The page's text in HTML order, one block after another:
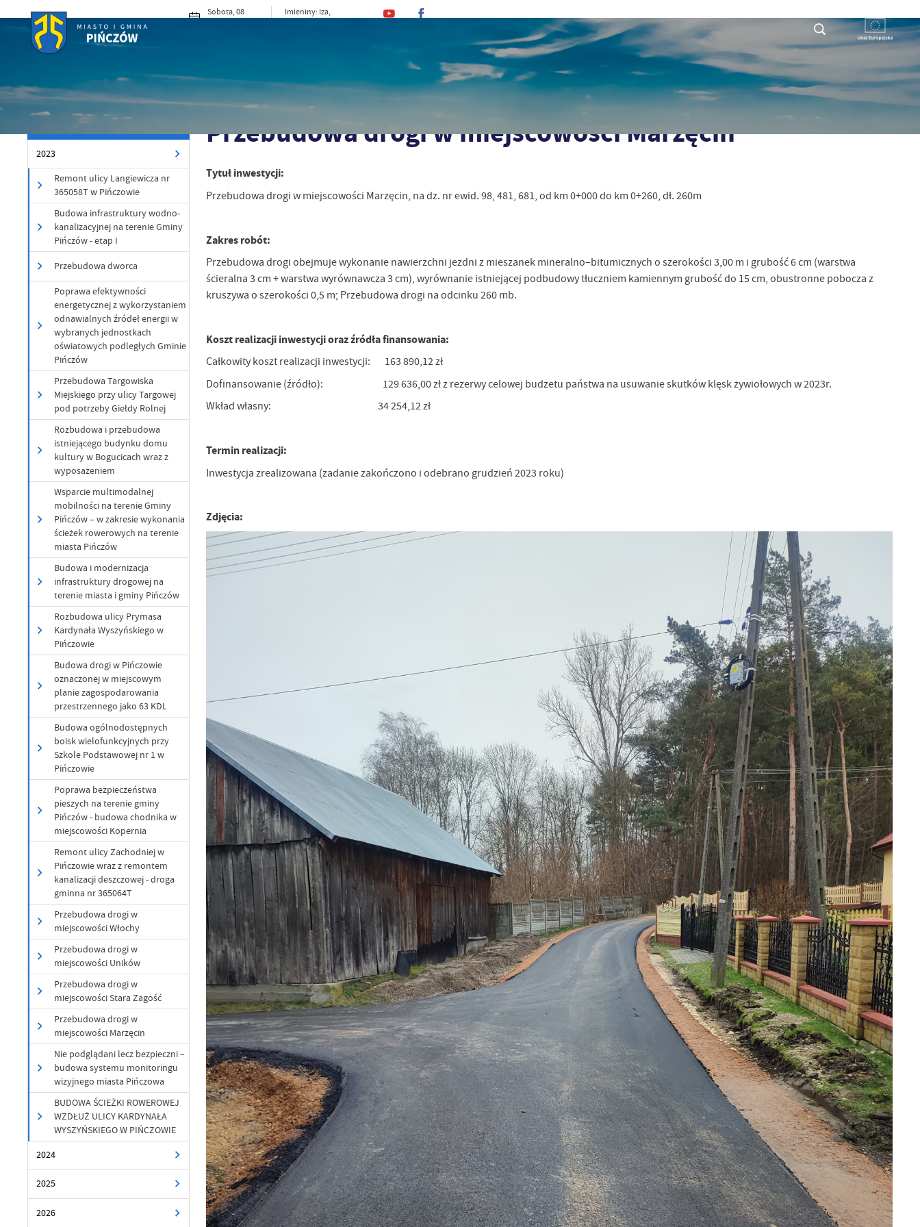
Sobota, 08
Imieniny: Iza,
DLA MIESZKAŃCA DLA TURYSTY DLA PRZEDSIĘBIORCY KONTAKT
Powróć do: Miasto i Gmina Inwestycje 2023 Przebudowa drogi w miejscowości Marzęcin
INWESTYCJE
2023
Remont ulicy Langiewicza nr
365058T w Pińczowie
Budowa infrastruktury wodno-
kanalizacyjnej na terenie Gminy
Pińczów - etap I
Przebudowa dworca
Poprawa efektywności
energetycznej z wykorzystaniem
odnawialnych źródeł energii w
wybranych jednostkach
oświatowych podległych Gminie
Pińczów
Przebudowa Targowiska
Miejskiego przy ulicy Targowej
pod potrzeby Giełdy Rolnej
Rozbudowa i przebudowa
istniejącego budynku domu
kultury w Bogucicach wraz z
wyposażeniem
Wsparcie multimodalnej
mobilności na terenie Gminy
Pińczów – w zakresie wykonania
ścieżek rowerowych na terenie
miasta Pińczów
Budowa i modernizacja
infrastruktury drogowej na
terenie miasta i gminy Pińczów
Rozbudowa ulicy Prymasa
Kardynała Wyszyńskiego w
Pińczowie
Budowa drogi w Pińczowie
oznaczonej w miejscowym
planie zagospodarowania
przestrzennego jako 63 KDL
Budowa ogólnodostępnych
boisk wielofunkcyjnych przy
Szkole Podstawowej nr 1 w
Pińczowie
Poprawa bezpieczeństwa
pieszych na terenie gminy
Pińczów - budowa chodnika w
miejscowości Kopernia
Remont ulicy Zachodniej w
Pińczowie wraz z remontem
kanalizacji deszczowej - droga
gminna nr 365064T
Przebudowa drogi w
miejscowości Włochy
Przebudowa drogi w
miejscowości Uników
Przebudowa drogi w
miejscowości Stara Zagość
Przebudowa drogi w
miejscowości Marzęcin
Nie podglądani lecz bezpieczni –
budowa systemu monitoringu
wizyjnego miasta Pińczowa
BUDOWA ŚCIEŻKI ROWEROWEJ
WZDŁUŻ ULICY KARDYNAŁA
WYSZYŃSKIEGO W PIŃCZOWIE
2024
2025
2026
Przebudowa drogi w miejscowości Marzęcin
Tytuł inwestycji:
Przebudowa drogi w miejscowości Marzęcin, na dz. nr ewid. 98, 481, 681, od km 0+000 do km 0+260, dł. 260m
Zakres robót:
Przebudowa drogi obejmuje wykonanie nawierzchni jezdni z mieszanek mineralno–bitumicznych o szerokości 3,00 m i grubość 6 cm (warstwa
ścieralna 3 cm + warstwa wyrównawcza 3 cm), wyrównanie istniejącej podbudowy tłuczniem kamiennym grubość do 15 cm, obustronne pobocza z
kruszywa o szerokości 0,5 m; Przebudowa drogi na odcinku 260 mb.
Koszt realizacji inwestycji oraz źródła finansowania:
Całkowity koszt realizacji inwestycji: 163 890,12 zł
Dofinansowanie (źródło): 129 636,00 zł z rezerwy celowej budżetu państwa na usuwanie skutków klęsk żywiołowych w 2023r.
Wkład własny: 34 254,12 zł
Termin realizacji:
Inwestycja zrealizowana (zadanie zakończono i odebrano grudzień 2023 roku)
Zdjęcia:
Ustawienia
Szanujemy Twoją prywatność. Możesz zmienić ustawienia cookies lub zaakceptować je
wszystkie. W dowolnym momencie możesz dokonać zmiany swoich ustawień.
Niezbędne
Niezbędne pliki cookies służą do prawidłowego funkcjonowania strony internetowej i
umożliwiają Ci komfortowe korzystanie z oferowanych przez nas usług.
Pliki cookies odpowiadają na podejmowane przez Ciebie działania w celu m.in. dostosowania
Twoich ustawień preferencji prywatności, logowania czy wypełniania formularzy. Dzięki plikom
cookies strona, z której korzystasz, może działać bez zakłóceń.
Więcej
Funkcjonalne i personalizacyjne
Tego typu pliki cookies umożliwiają stronie internetowej zapamiętanie wprowadzonych przez
Ciebie ustawień oraz personalizację określonych funkcjonalności czy prezentowanych treści.
Dzięki tym plikom cookies możemy zapewnić Ci większy komfort korzystania z funkcjonalności
naszej strony poprzez dopasowanie jej do Twoich indywidualnych preferencji. Wyrażenie
zgody na funkcjonalne i personalizacyjne pliki cookies gwarantuje dostępność większej ilości
funkcji na stronie.
Więcej
Analityczne
Analityczne pliki cookies pomagają nam rozwijać się i dostosowywać do Twoich potrzeb.
Cookies analityczne pozwalają na uzyskanie informacji w zakresie wykorzystywania witryny
ZAPISZ WYBRANE
ZEZWÓL NA WSZYSTKIE